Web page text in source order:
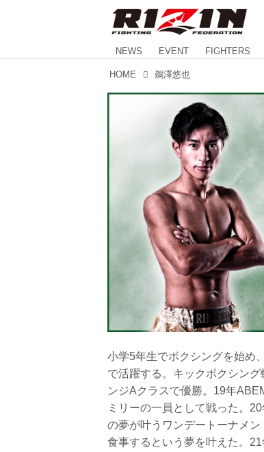
NEWS EVENT FIGHTERS
HOME 鵜澤悠也
小学5年生でボクシングを始め
で活躍する。キックボクシン
ンジAクラスで優勝。19年
ミリーの一員として戦った。
の夢が叶うワンデートーナメ
食事するという夢を叶えた。